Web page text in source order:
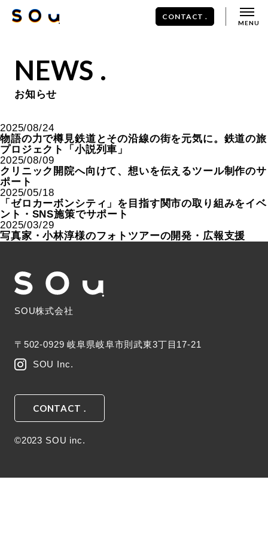
CONTACT .
NEWS .
お知らせ
2025/08/24
物語の力で樽見鉄道とその沿線の街を元気に。鉄道の旅
プロジェクト「小説列車」
2025/08/09
クリニック開院へ向けて、想いを伝えるツール制作のサ
ポート
2025/05/18
「ゼロカーボンシティ」を目指す関市の取り組みをイベ
ント・SNS施策でサポート
2025/03/29
写真家・小林淳様のフォトツアーの開発・広報支援
SOU株式会社
〒502-0929 岐阜県岐阜市則武東3丁目17-21
SOU Inc.
CONTACT .
©2023 SOU inc.